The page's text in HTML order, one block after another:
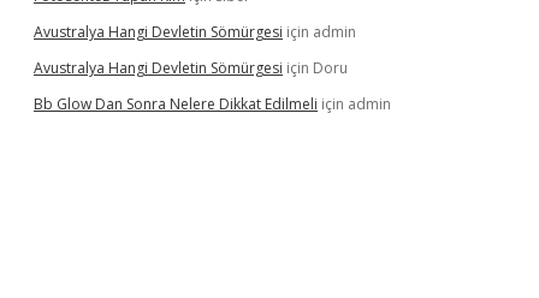
Avustralya Hangi Devletin Sömürgesi için admin
Avustralya Hangi Devletin Sömürgesi için Doru
Bb Glow Dan Sonra Nelere Dikkat Edilmeli için admin